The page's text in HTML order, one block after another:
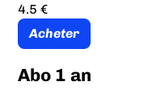
4.5 €
Acheter
Abo 1 an